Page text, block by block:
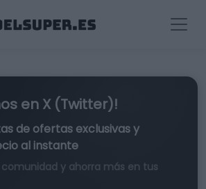
en X (Twitter)!
de ofertas exclusivasy
al instante
y ahorra más en tus